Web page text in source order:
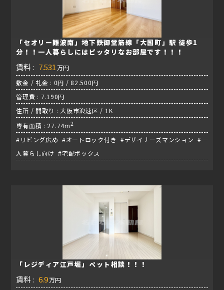
「セオリー難波南」地下鉄御堂筋線「大国町」駅 徒歩1
分！！一人暮らしにはピッタリなお部屋です！！！
賃料 : 7.531 万円
敷金 / 礼金 : 0円 / 82.500円
管理費 : 7.190円
住所 / 間取り : 大阪市浪速区 / 1K
専有面積 : 27.74m2
#リビング広め #オートロック付き #デザイナーズマンション #一
人暮らし向け #宅配ボックス
「レジディア江戸堀」ペット相談！！！
賃料 : 6.9万円